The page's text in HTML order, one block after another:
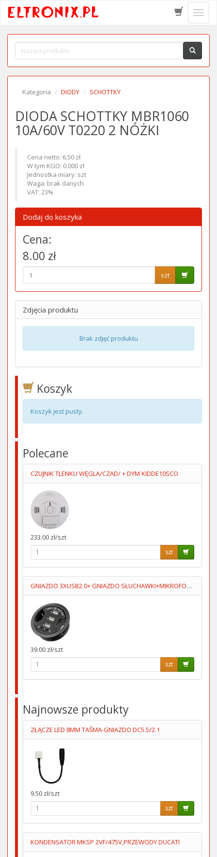
menu
Kategoria DIODY SCHOTTKY
DIODA SCHOTTKY MBR1060
10A/60V T0220 2 NÓŻKI
Cena netto: 6.50 zł
W tym KGO: 0.000 zł
Jednostka miary: szt
Waga: brak danych
VAT: 23%
Dodaj do koszyka
Cena:
8.00 zł
szt
Zdjęcia produktu
Brak zdjęć produktu
Koszyk
Koszyk jest pusty.
Polecane
CZUJNIK TLENKU WĘGLA/CZAD/ + DYM KIDDE10SCO
233.00 zł/szt
szt
GNIAZDO 3XUSB2.0+ GNIAZDO SŁUCHAWKI+MIKROFOPN 1.5M
39.00 zł/szt
szt
Najnowsze produkty
ZŁĄCZE LED 8MM TAŚMA-GNIAZDO DC5.5/2.1
9.50 zł/szt
szt
KONDENSATOR MKSP 2VF/475V,PRZEWODY DUCATI